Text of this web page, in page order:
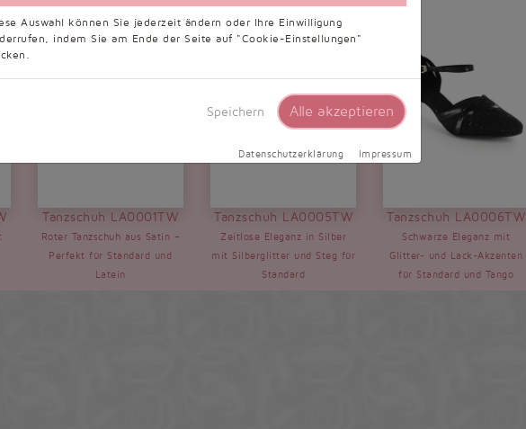
Tanzschuh LA0001TW
Roter Tanzschuh aus Satin –
Perfekt für Standard und
Latein
Tanzschuh LA0005TW
Zeitlose Eleganz in Silber
mit Silberglitter und Steg für
Standard
Tanzschuh LA0006TW
Schwarze Eleganz mit
Glitter- und Lack-Akzenten
für Standard und Tango
Auswahl können Sie jederzeit ändern oder Ihre Einwilligung
indem Sie am Ende der Seite auf "Cookie-Einstellungen"
Speichern Alle akzeptieren
Datenschutzerklärung Impressum